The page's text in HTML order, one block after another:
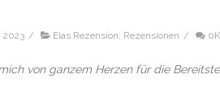
2023 / Elas Rezension, Rezensionen /
von ganzem Herzen für die